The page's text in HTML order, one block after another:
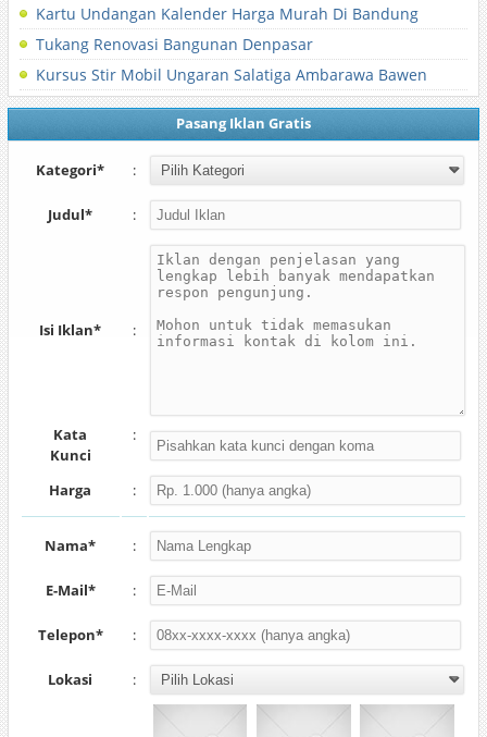
Kartu Undangan Kalender Harga Murah Di Bandung
Tukang Renovasi Bangunan Denpasar
Kursus Stir Mobil Ungaran Salatiga Ambarawa Bawen
Pasang Iklan Gratis
Kategori* :
Judul* :
Isi Iklan* :
Kata
Kunci
:
Harga :
Nama* :
E-Mail* :
Telepon* :
Lokasi :